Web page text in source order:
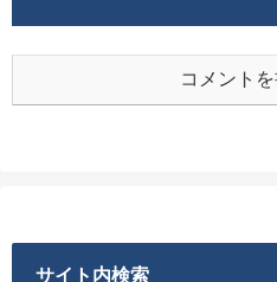
コメント
サイト内検索